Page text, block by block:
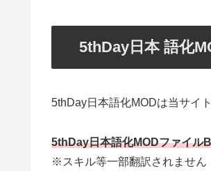
5thDay日本 語化
5thDay日本語化MODは当サイ
5thDay日本語化MODファイル
※スキル等一部翻訳されません